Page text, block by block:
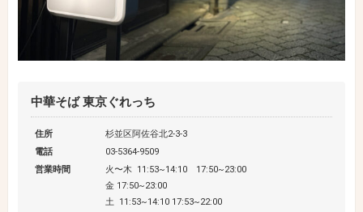
中華そば 東京ぐれっち
住所
杉並区阿佐谷北2-3-3
電話
03-5364-9509
営業時間
火〜木 11:53~14:10 17:50~23:00
金 17:50~23:00
土 11:53~14:10 17:53~22:00